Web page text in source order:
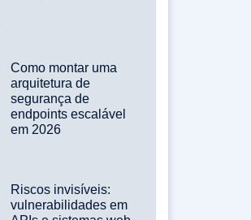
Como montar uma
arquitetura de
segurança de
endpoints escalável
em 2026
Riscos invisíveis:
vulnerabilidades em